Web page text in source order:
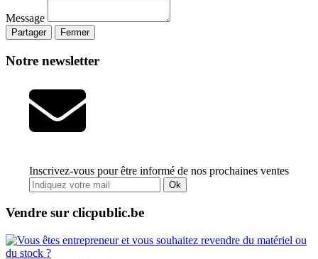
Message
Partager Fermer
Notre newsletter
Inscrivez-vous pour être informé de nos prochaines ventes
Ok
Vendre sur clicpublic.be